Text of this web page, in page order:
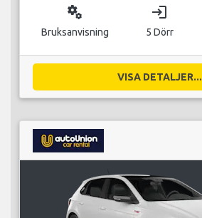
miscellaneous_services
Bruksanvisning
login
5 Dörr
VISA DETALJER...